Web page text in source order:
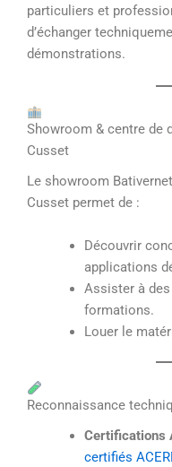
particuliers et
d’échanger
démonstrations.
Showroom & centre de
Cusset
Le showroom
Cusset permet de :
Découvrir
applications
Assister à
formations.
Louer le
Reconnaissance
Certifications
certifiés